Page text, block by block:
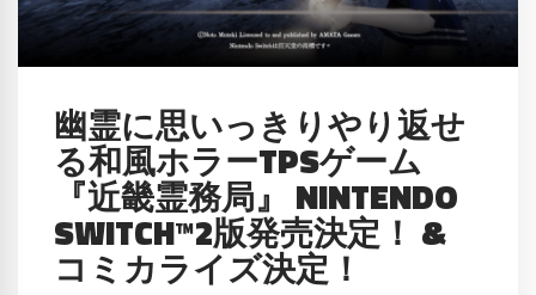
幽霊に思いっきりやり返せ
る和風ホラーTPSゲーム
『近畿霊務局』 NINTENDO
SWITCH™2版発売決定！ &
コミカライズ決定！